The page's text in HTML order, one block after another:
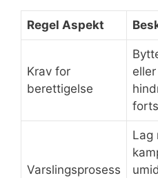
Regel Aspekt
Krav for
berettigelse
Varslingsprosess
Lag